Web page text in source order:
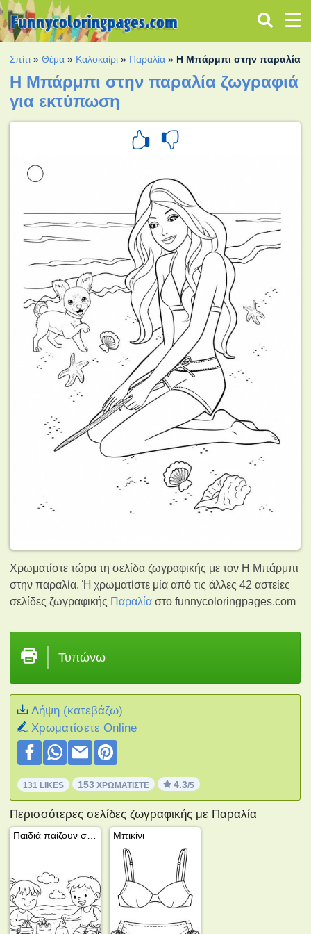
Σπίτι »Θέμα » Καλοκαίρι » Παραλία » Η Μπάρμπι στην παραλία
Η Μπάρμπι στην παραλία ζωγραφιά
για εκτύπωση
Χρωματίστε τώρα τη σελίδα ζωγραφικής με τον Η Μπάρμπι
στην παραλία. Ή χρωματίστε μία από τις άλλες 42 αστείες
σελίδες ζωγραφικής Παραλία στο funnycoloringpages.com
Τυπώνω
Λήψη (κατεβάζω)
Xρωματίσετε Online
131 LIKES 153 ΧΡΩΜΑΤΊΣΤΕ 4.3/5
Περισσότερες σελίδες ζωγραφικής με Παραλία
Μπικίνι